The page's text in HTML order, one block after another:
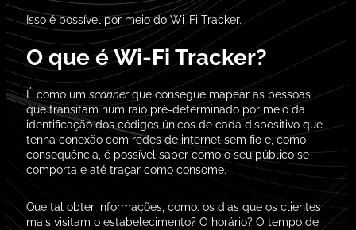
Isso é possível por meio do Wi-Fi Tracker.
O que é Wi-Fi Tracker?
É como umscanner que consegue mapear as pessoas
que transitam num raio pré-determinado por meio da
identificação dos códigos únicos de cada dispositivo que
tenha conexão com redes de internet sem fio e, como
consequência, é possível saber como o seu público se
comporta e até traçar como consome.
Que tal obter informações, como: os dias que os clientes
mais visitam o estabelecimento? O horário? O tempo de